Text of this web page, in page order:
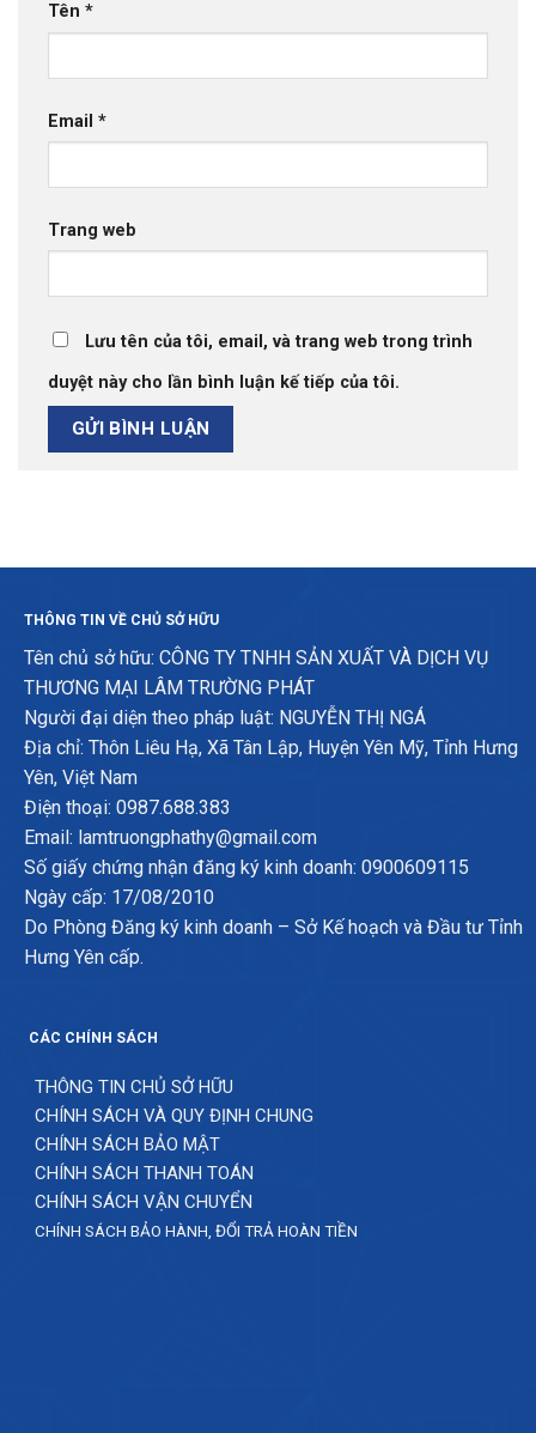
Tên *
Email *
Trang web
Lưu tên của tôi, email, và trang web trong trình
duyệt này cho lần bình luận kế tiếp của tôi.
THÔNG TIN VỀ CHỦ SỞ HỮU
Tên chủ sở hữu: CÔNG TY TNHH SẢN XUẤT VÀ DỊCH VỤ
THƯƠNG MẠI LÂM TRƯỜNG PHÁT
Người đại diện theo pháp luật: NGUYỄN THỊ NGÁ
Địa chỉ: Thôn Liêu Hạ, Xã Tân Lập, Huyện Yên Mỹ, Tỉnh Hưng
Yên, Việt Nam
Điện thoại: 0987.688.383
Email: lamtruongphathy@gmail.com
Số giấy chứng nhận đăng ký kinh doanh: 0900609115
Ngày cấp: 17/08/2010
Do Phòng Đăng ký kinh doanh – Sở Kế hoạch và Đầu tư Tỉnh
Hưng Yên cấp.
CÁC CHÍNH SÁCH
THÔNG TIN CHỦ SỞ HỮU
CHÍNH SÁCH VÀ QUY ĐỊNH CHUNG
CHÍNH SÁCH BẢO MẬT
CHÍNH SÁCH THANH TOÁN
CHÍNH SÁCH VẬN CHUYỂN
CHÍNH SÁCH BẢO HÀNH, ĐỔI TRẢ HOÀN TIỀN